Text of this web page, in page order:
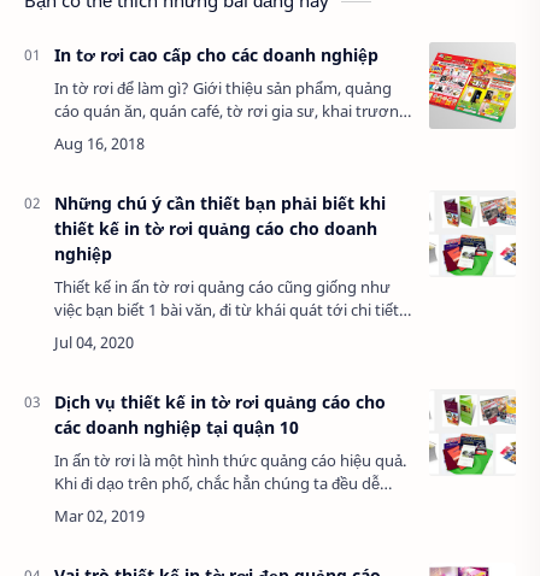
In tơ rơi cao cấp cho các doanh nghiệp
In tờ rơi để làm gì? Giới thiệu sản phẩm, quảng
cáo quán ăn, quán café, tờ rơi gia sư, khai trương
– khuyến mãi, tờ rơi tuyển dụng… Bất cứ ngành
nghề, lĩnh vực, sự kiện nào k…
Những chú ý cần thiết bạn phải biết khi
thiết kế in tờ rơi quảng cáo cho doanh
nghiệp
Thiết kế in ấn tờ rơi quảng cáo cũng giống như
việc bạn biết 1 bài văn, đi từ khái quát tới chi tiết,
và muốn viết đúng với đề tài thì bạn không thể
không đọc yêu cầu. Thiết kế tờ …
Dịch vụ thiết kế in tờ rơi quảng cáo cho
các doanh nghiệp tại quận 10
In ấn tờ rơi là một hình thức quảng cáo hiệu quả.
Khi đi dạo trên phố, chắc hẳn chúng ta đều dễ
dàng bắt gặp những tờ rơi, pano, áp-phích
quảng cáo ở khắp nơi. Đó quả thực là m…